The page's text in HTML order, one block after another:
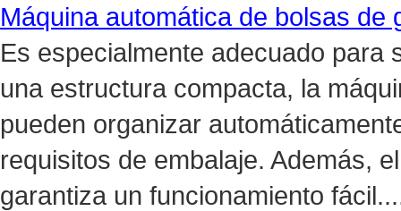
Máquina automática de bolsas
Es especialmente adecuado para
una estructura compacta, la
pueden organizar
requisitos de embalaje. Además,
garantiza un funcionamiento